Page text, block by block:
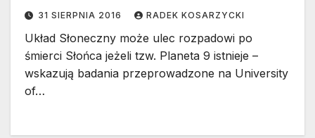
31 SIERPNIA 2016 RADEK KOSARZYCKI
Układ Słoneczny może ulec rozpadowi po
śmierci Słońca jeżeli tzw. Planeta 9 istnieje –
wskazują badania przeprowadzone na University
of…